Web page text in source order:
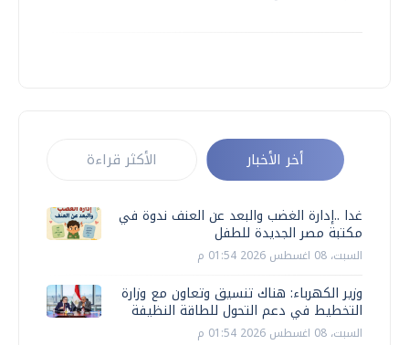
أخر الأخبار الأكثر قراءة
غدا ..إدارة الغضب والبعد عن العنف ندوة في
مكتبة مصر الجديدة للطفل
السبت، 08 اغسطس 2026 01:54 م
وزير الكهرباء: هناك تنسيق وتعاون مع وزارة
التخطيط في دعم التحول للطاقة النظيفة
السبت، 08 اغسطس 2026 01:54 م